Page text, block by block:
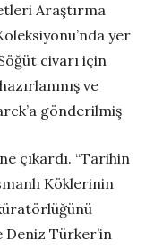
Araştırma
yer
civarı için
ve
gönderilmiş
çıkardı. “Tarihin
Köklerinin
Türker’in